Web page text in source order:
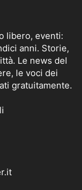
libero, eventi:
anni. Storie,
Le news del
le voci dei
gratuitamente.